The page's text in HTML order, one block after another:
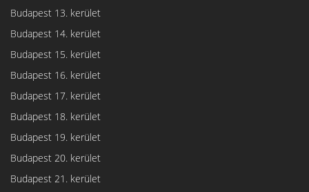
Budapest 13. kerület
Budapest 14. kerület
Budapest 15. kerület
Budapest 16. kerület
Budapest 17. kerület
Budapest 18. kerület
Budapest 19. kerület
Budapest 20. kerület
Budapest 21. kerület